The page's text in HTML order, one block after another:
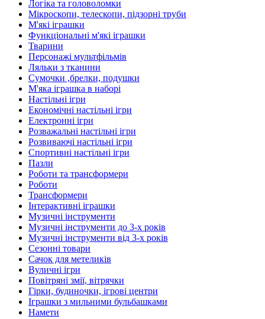
Логіка та головоломки
Мікроскопи, телескопи, підзорні труби
М'які іграшки
Функціональні м'які іграшки
Тварини
Персонажі мультфільмів
Ляльки з тканини
Сумочки ,брелки, подушки
М'яка іграшка в наборі
Настільні ігри
Економічні настільні ігри
Електронні ігри
Розважальні настільні ігри
Розвиваючі настільні ігри
Спортивні настільні ігри
Пазли
Роботи та трансформери
Роботи
Трансформери
Інтерактивні іграшки
Музичні інструменти
Музичні інструменти до 3-х років
Музичні інструменти від 3-х років
Сезонні товари
Сачок для метеликів
Вуличні ігри
Повітряні змії, вітрячки
Гірки, будиночки, ігрові центри
Іграшки з мильними бульбашками
Намети